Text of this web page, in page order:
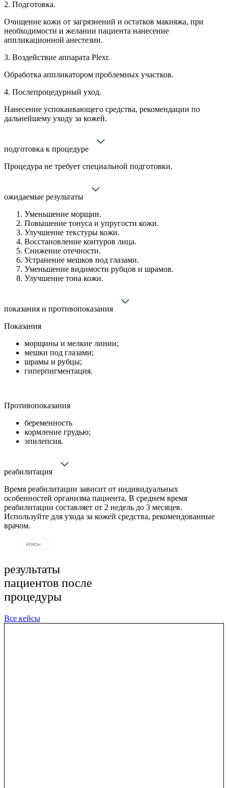
2. Подготовка.
Очищение кожи от загрязнений и остатков макияжа, при
необходимости и желании пациента нанесение
аппликационной анестезии.
3. Воздействие аппарата Plexr.
Обработка аппликатором проблемных участков.
4. Послепроцедурный уход.
Нанесение успокаивающего средства, рекомендации по
дальнейшему уходу за кожей.
подготовка к процедуре
Процедура не требует специальной подготовки.
ожидаемые результаты
Уменьшение морщин.
Повышение тонуса и упругости кожи.
Улучшение текстуры кожи.
Восстановление контуров лица.
Снижение отечности.
Устранение мешков под глазами.
Уменьшение видимости рубцов и шрамов.
Улучшение тона кожи.
показания и противопоказания
Показания
морщины и мелкие линии;
мешки под глазами;
шрамы и рубцы;
гиперпигментация.
Противопоказания
беременность
кормление грудью;
эпилепсия.
реабилитация
Время реабилитации зависит от индивидуальных
особенностей организма пациента. В среднем время
реабилитации составляет от 2 недель до 3 месяцев.
Используйте для ухода за кожей средства, рекомендованные
врачом.
результаты
пациентов после
процедуры
Все кейсы